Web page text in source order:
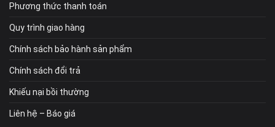
Phương thức thanh toán
Quy trình giao hàng
Chính sách bảo hành sản phẩm
Chính sách đổi trả
Khiếu nại bồi thường
Liên hệ – Báo giá